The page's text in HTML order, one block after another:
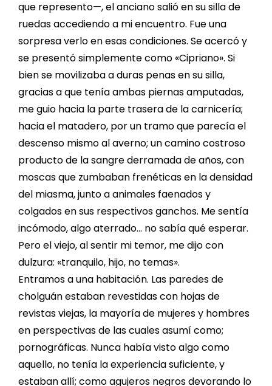
que represento—, el anciano salió en su silla de
ruedas accediendo a mi encuentro. Fue una
sorpresa verlo en esas condiciones. Se acercó y
se presentó simplemente como «Cipriano». Si
bien se movilizaba a duras penas en su silla,
gracias a que tenía ambas piernas amputadas,
me guio hacia la parte trasera de la carnicería;
hacia el matadero, por un tramo que parecía el
descenso mismo al averno; un camino costroso
producto de la sangre derramada de años, con
moscas que zumbaban frenéticas en la densidad
del miasma, junto a animales faenados y
colgados en sus respectivos ganchos. Me sentía
incómodo, algo aterrado… no sabía qué esperar.
Pero el viejo, al sentir mi temor, me dijo con
dulzura: «tranquilo, hijo, no temas».
Entramos a una habitación. Las paredes de
cholguán estaban revestidas con hojas de
revistas viejas, la mayoría de mujeres y hombres
en perspectivas de las cuales asumí como;
pornográficas. Nunca había visto algo como
aquello, no tenía la experiencia suficiente, y
estaban allí; como agujeros negros devorando lo